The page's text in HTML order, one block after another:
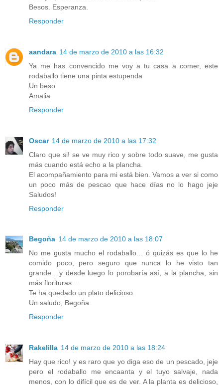
Besos. Esperanza.
Responder
aandara 14 de marzo de 2010 a las 16:32
Ya me has convencido me voy a tu casa a comer, este
rodaballo tiene una pinta estupenda
Un beso
Amalia
Responder
Oscar 14 de marzo de 2010 a las 17:32
Claro que si! se ve muy rico y sobre todo suave, me gusta
más cuando está echo a la plancha.
El acompañamiento para mi está bien. Vamos a ver si como
un poco más de pescao que hace días no lo hago jeje
Saludos!
Responder
Begoña 14 de marzo de 2010 a las 18:07
No me gusta mucho el rodaballo... ó quizás es que lo he
comido poco, pero seguro que nunca lo he visto tan
grande....y desde luego lo porobaría así, a la plancha, sin
más florituras....
Te ha quedado un plato delicioso.
Un saludo, Begoña
Responder
Rakelilla 14 de marzo de 2010 a las 18:24
Hay que rico! y es raro que yo diga eso de un pescado, jeje
pero el rodaballo me encaanta y el tuyo salvaje, nada
menos, con lo difícil que es de ver. A la planta es delicioso,